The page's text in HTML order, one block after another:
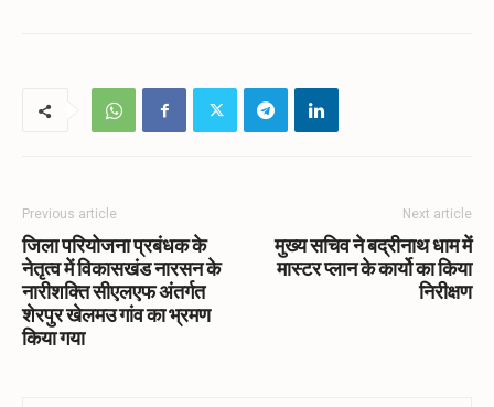
Previous article
जिला परियोजना प्रबंधक के
नेतृत्व में विकासखंड नारसन के
नारीशक्ति सीएलएफ अंतर्गत
शेरपुर खेलमउ गांव का भ्रमण
किया गया
Next article
मुख्य सचिव ने बद्रीनाथ धाम में
मास्टर प्लान के कार्यो का किया
निरीक्षण